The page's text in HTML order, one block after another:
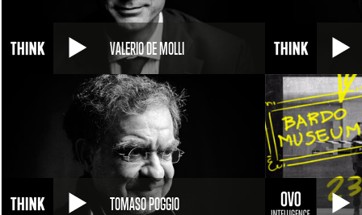
VALERIO DE MOLLI
TOMASO POGGIO